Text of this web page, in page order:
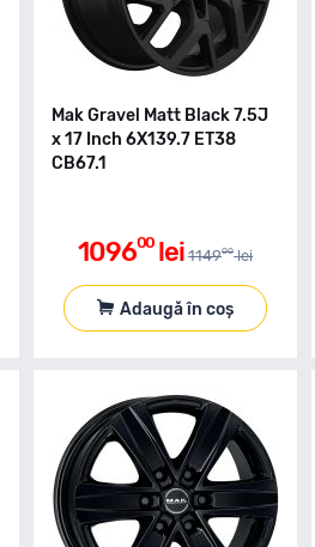
Mak Gravel Matt Black 7.5J
x 17 Inch 6X139.7 ET38
CB67.1
109600 lei 114900 lei
Adaugă în coș